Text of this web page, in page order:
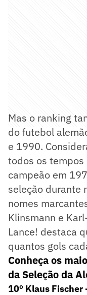
Mas o ranking
do futebol
e 1990.
todos os tempos
campeão em
seleção durante
nomes
Klinsmann e
Lance! destaca
quantos gols
Conheça os
da Seleção da
10º Klaus Fischer